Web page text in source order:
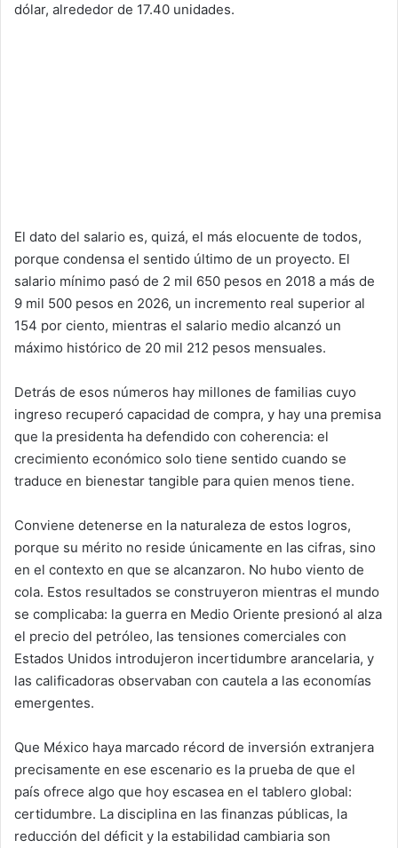
dólar, alrededor de 17.40 unidades.
El dato del salario es, quizá, el más elocuente de todos,
porque condensa el sentido último de un proyecto. El
salario mínimo pasó de 2 mil 650 pesos en 2018 a más de
9 mil 500 pesos en 2026, un incremento real superior al
154 por ciento, mientras el salario medio alcanzó un
máximo histórico de 20 mil 212 pesos mensuales.
Detrás de esos números hay millones de familias cuyo
ingreso recuperó capacidad de compra, y hay una premisa
que la presidenta ha defendido con coherencia: el
crecimiento económico solo tiene sentido cuando se
traduce en bienestar tangible para quien menos tiene.
Conviene detenerse en la naturaleza de estos logros,
porque su mérito no reside únicamente en las cifras, sino
en el contexto en que se alcanzaron. No hubo viento de
cola. Estos resultados se construyeron mientras el mundo
se complicaba: la guerra en Medio Oriente presionó al alza
el precio del petróleo, las tensiones comerciales con
Estados Unidos introdujeron incertidumbre arancelaria, y
las calificadoras observaban con cautela a las economías
emergentes.
Que México haya marcado récord de inversión extranjera
precisamente en ese escenario es la prueba de que el
país ofrece algo que hoy escasea en el tablero global:
certidumbre. La disciplina en las finanzas públicas, la
reducción del déficit y la estabilidad cambiaria son